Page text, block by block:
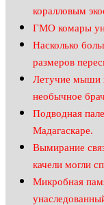
коралловым
ГМО комары
Насколько
размеров
Летучие мыши
необычное
Подводная
Мадагаскаре.
Вымирание
качели могли
Микробная